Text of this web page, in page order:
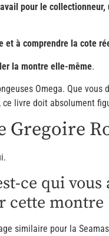
pour le collectionneur,
à comprendre la cote
la montre elle-même.
Omega. Que vous
livre doit absolument
Gregoire
ce qui
cette montre
similaire pour la